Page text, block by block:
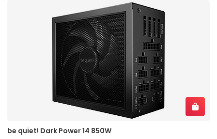
be quiet! Dark Power 14 850W